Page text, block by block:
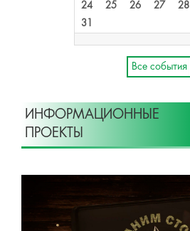
24
25 26 27 28
31
Все события
ИНФОРМАЦИОННЫЕ
ПРОЕКТЫ